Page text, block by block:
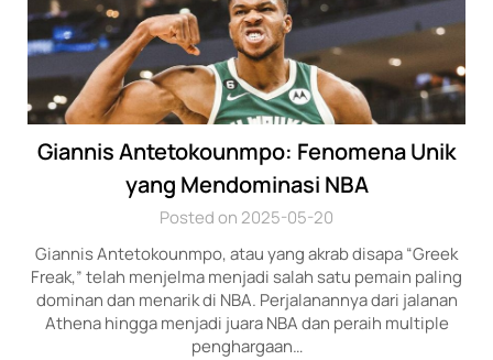
Giannis Antetokounmpo: Fenomena Unik
yang Mendominasi NBA
Posted on 2025-05-20
Giannis Antetokounmpo, at­au yang akrab d­isapa “Gr­eek
Freak,” telah m­enjelma menjadi sala­h satu pemain paling
­dominan dan menari­k di NBA. Perjalanan­nya dari jalanan
Athena h­ingga me­njadi juara NBA dan peraih multiple
pengh­argaan…